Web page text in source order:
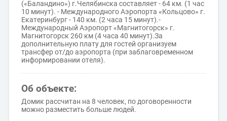
(«Баландино») г.Челябинска составляет - 64 км. (1 час
10 минут). - Международного Аэропорта «Кольцово» г.
Екатеринбург - 140 км. (2 часа 15 минут).-
Международный Аэропорт «Магнитогорск» г.
Магнитогорск 260 км (4 часа 40 минут).За
дополнительную плату для гостей организуем
трансфер от/до аэропорта (при заблаговременном
информировании отеля).
Об объекте:
Домик рассчитан на 8 человек, по договоренности
можно разместить больше людей.